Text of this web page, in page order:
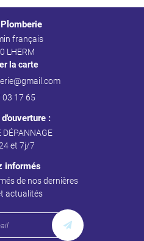
français
LHERM
la carte
03 17 65
:
DÉPANNAGE
et 7j/7
informés
de nos dernières
actualités